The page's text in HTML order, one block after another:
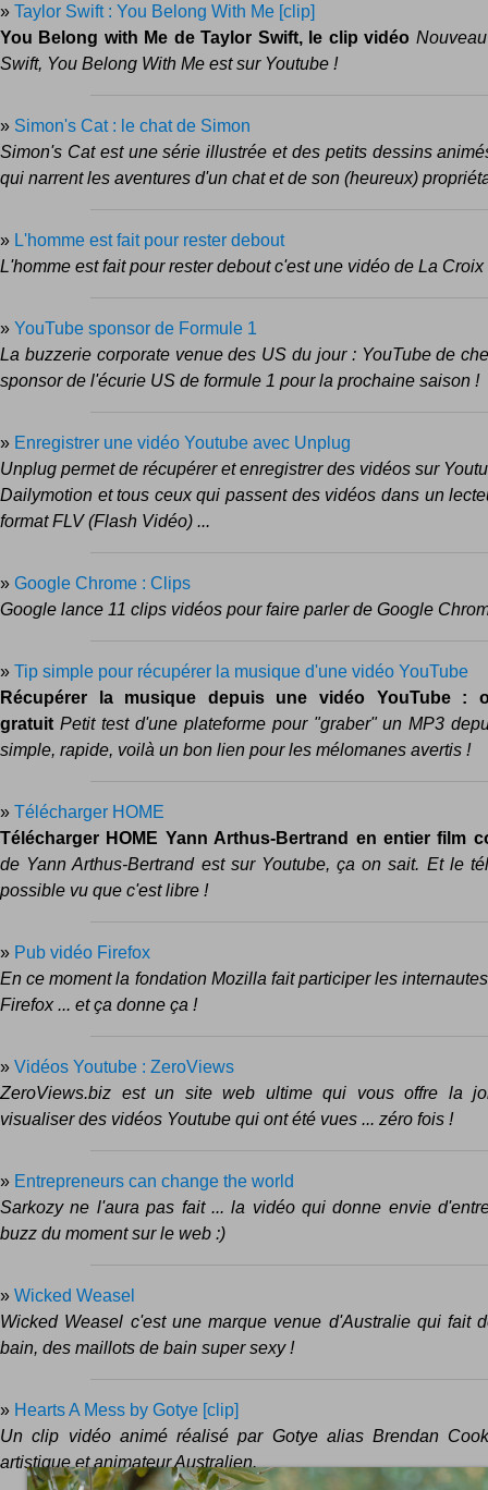
» Taylor Swift : You Belong With Me [clip]
You Belong with Me de Taylor Swift, le clip vidéo
Swift, You Belong With Me est sur Youtube !
» Simon's Cat : le chat de Simon
Simon's Cat est une série illustrée et des petits dessins
qui narrent les aventures d'un chat et de son (heureux)
» L'homme est fait pour rester debout
L'homme est fait pour rester debout c'est une vidéo de La
» YouTube sponsor de Formule 1
La buzzerie corporate venue des US du jour : YouTube de
sponsor de l'écurie US de formule 1 pour la prochaine saison !
» Enregistrer une vidéo Youtube avec Unplug
Unplug permet de récupérer et enregistrer des vidéos sur
Dailymotion et tous ceux qui passent des vidéos dans un
format FLV (Flash Vidéo) ...
» Google Chrome : Clips
Google lance 11 clips vidéos pour faire parler de Google
» Tip simple pour récupérer la musique d'une vidéo YouTube
Récupérer la musique depuis une vidéo YouTube :
gratuit Petit test d'une plateforme pour "graber" un MP3
simple, rapide, voilà un bon lien pour les mélomanes avertis !
» Télécharger HOME
Télécharger HOME Yann Arthus-Bertrand en entier film
de Yann Arthus-Bertrand est sur Youtube, ça on sait. Et le
possible vu que c'est libre !
» Pub vidéo Firefox
En ce moment la fondation Mozilla fait participer les
Firefox ... et ça donne ça !
» Vidéos Youtube : ZeroViews
ZeroViews.biz est un site web ultime qui vous offre la
visualiser des vidéos Youtube qui ont été vues ... zéro fois !
» Entrepreneurs can change the world
Sarkozy ne l'aura pas fait ... la vidéo qui donne envie
buzz du moment sur le web :)
» Wicked Weasel
Wicked Weasel c'est une marque venue d'Australie qui fait
bain, des maillots de bain super sexy !
» Hearts A Mess by Gotye [clip]
Un clip vidéo animé réalisé par Gotye alias Brendan
artistique et animateur Australien.